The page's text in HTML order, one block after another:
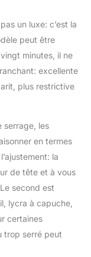
un luxe: c’est la
peut être
minutes, il ne
excellente
plus restrictive
serrage, les
en termes
la
de tête et à vous
second est
lycra à capuche,
certaines
trop serré peut